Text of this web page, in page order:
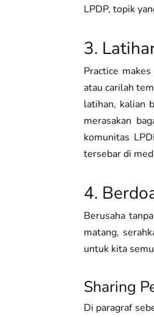
LPDP, topik
3.
Practice
atau carilah
latihan, kalian
merasakan
komunitas
tersebar di
4.
Berusaha
matang,
untuk kita
Sharing
Di paragraf